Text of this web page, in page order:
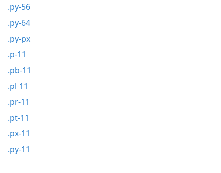
.py-56
.py-64
.py-px
.p-11
.pb-11
.pl-11
.pr-11
.pt-11
.px-11
.py-11